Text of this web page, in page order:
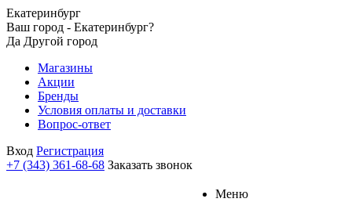
Екатеринбург
Ваш город - Екатеринбург?
Да Другой город
Магазины
Акции
Бренды
Условия оплаты и доставки
Вопрос-ответ
Вход Регистрация
+7 (343) 361-68-68 Заказать звонок
Меню